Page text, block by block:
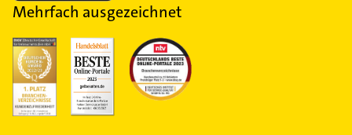
Mehrfach ausgezeichnet